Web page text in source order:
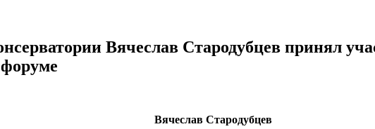
Вячеслав Стародубцев принял
Вячеслав Стародубцев